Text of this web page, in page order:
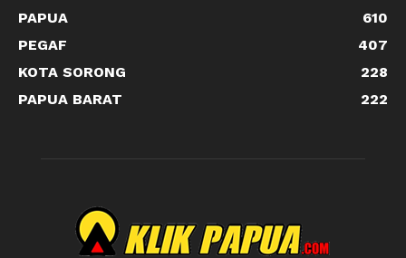
PAPUA
610
PEGAF
407
KOTA SORONG
228
PAPUA BARAT
222